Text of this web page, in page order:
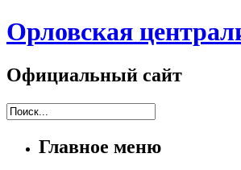
Орловская
Официальный сайт
Главное меню